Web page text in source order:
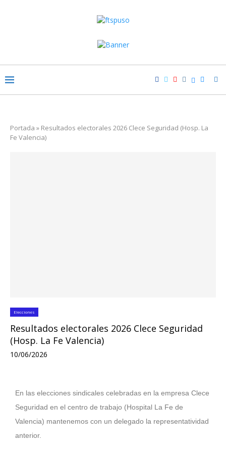
Portada » Resultados electorales 2026 Clece Seguridad (Hosp. La
Fe Valencia)
Elecciones
Resultados electorales 2026 Clece Seguridad
(Hosp. La Fe Valencia)
10/06/2026
En las elecciones sindicales celebradas en la empresa Clece
Seguridad en el centro de trabajo (Hospital La Fe de
Valencia) mantenemos con un delegado la representatividad
anterior.